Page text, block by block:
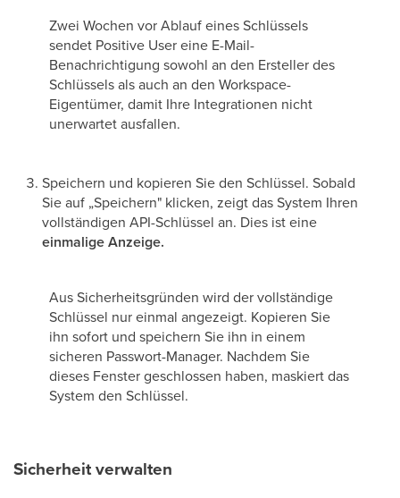
Zwei Wochen vor Ablauf eines Schlüssels
sendet Positive User eine E-Mail-
Benachrichtigung sowohl an den Ersteller des
Schlüssels als auch an den Workspace-
Eigentümer, damit Ihre Integrationen nicht
unerwartet ausfallen.
Speichern und kopieren Sie den Schlüssel. Sobald
Sie auf „Speichern" klicken, zeigt das System Ihren
vollständigen API-Schlüssel an. Dies ist eine
einmalige Anzeige.
Aus Sicherheitsgründen wird der vollständige
Schlüssel nur einmal angezeigt. Kopieren Sie
ihn sofort und speichern Sie ihn in einem
sicheren Passwort-Manager. Nachdem Sie
dieses Fenster geschlossen haben, maskiert das
System den Schlüssel.
Sicherheit verwalten